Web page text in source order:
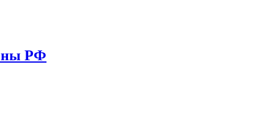
РФ